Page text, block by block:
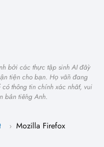
bởi các thực tập sinh AI đầy
tiện cho bạn. Họ vẫn đang
thông tin chính xác nhất, vui
bản tiếng Anh.
› Mozilla Firefox